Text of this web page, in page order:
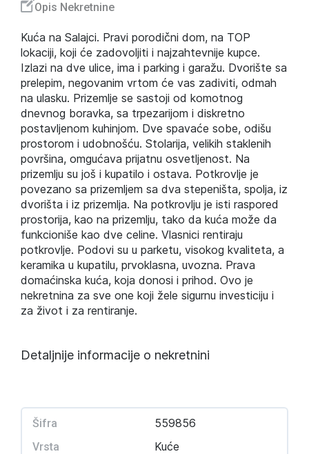
Opis Nekretnine
Kuća na Salajci. Pravi porodični dom, na TOP
lokaciji, koji će zadovoljiti i najzahtevnije kupce.
Izlazi na dve ulice, ima i parking i garažu. Dvorište sa
prelepim, negovanim vrtom će vas zadiviti, odmah
na ulasku. Prizemlje se sastoji od komotnog
dnevnog boravka, sa trpezarijom i diskretno
postavljenom kuhinjom. Dve spavaće sobe, odišu
prostorom i udobnošću. Stolarija, velikih staklenih
površina, omgućava prijatnu osvetljenost. Na
prizemlju su još i kupatilo i ostava. Potkrovlje je
povezano sa prizemljem sa dva stepeništa, spolja, iz
dvorišta i iz prizemlja. Na potkrovlju je isti raspored
prostorija, kao na prizemlju, tako da kuća može da
funkcioniše kao dve celine. Vlasnici rentiraju
potkrovlje. Podovi su u parketu, visokog kvaliteta, a
keramika u kupatilu, prvoklasna, uvozna. Prava
domaćinska kuća, koja donosi i prihod. Ovo je
nekretnina za sve one koji žele sigurnu investiciju i
za život i za rentiranje.
Detaljnije informacije o nekretnini
Šifra 559856
Vrsta Kuće